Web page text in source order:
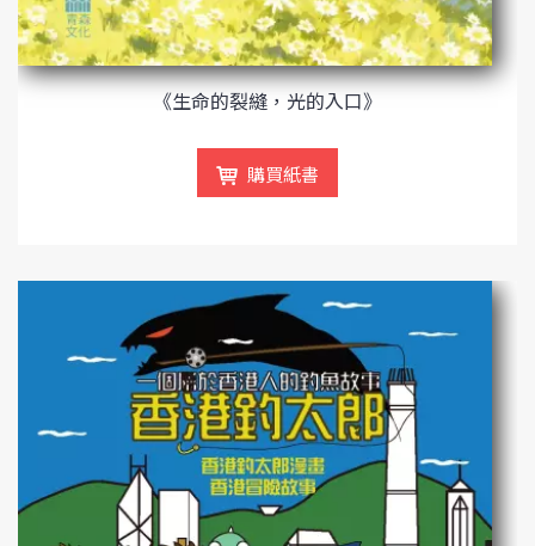
《生命的裂縫，光的入口》
購買紙書